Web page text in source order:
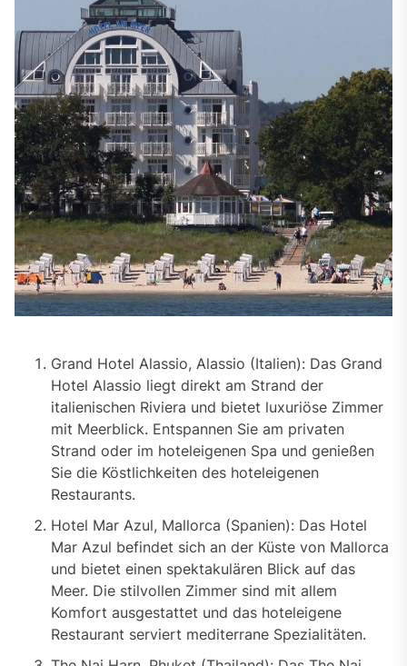
Grand Hotel Alassio, Alassio (Italien): Das Grand
Hotel Alassio liegt direkt am Strand der
italienischen Riviera und bietet luxuriöse Zimmer
mit Meerblick. Entspannen Sie am privaten
Strand oder im hoteleigenen Spa und genießen
Sie die Köstlichkeiten des hoteleigenen
Restaurants.
Hotel Mar Azul, Mallorca (Spanien): Das Hotel
Mar Azul befindet sich an der Küste von Mallorca
und bietet einen spektakulären Blick auf das
Meer. Die stilvollen Zimmer sind mit allem
Komfort ausgestattet und das hoteleigene
Restaurant serviert mediterrane Spezialitäten.